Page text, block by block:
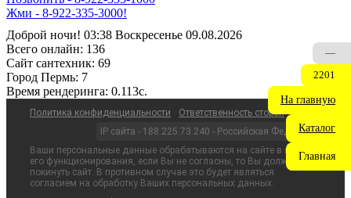
Жми - 8-922-335-3000!
Доброй ночи! 03:38 Воскресенье 09.08.2026
Всего онлайн: 136
Сайт cантехник: 69
Город Пермь: 7
Время рендеринга: 0.113c.
Политика конфиденциальности
Ответственность сторон
IP сайта - 188.225.73.240 - Российская Федерация
Ваши персональные данные обрабатываются на сайте в целях
его функционирования, если Вы не согласны, то Вы должны
покинуть сайт. В противном случае это будет являться
согласием на обработку Ваших персональных данных.
—
2201
На главную
Каталог
Главная